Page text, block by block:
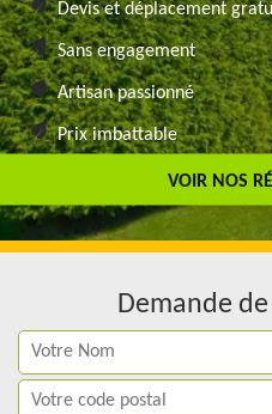
VOIR NOS
Devis et déplacement
Sans engagement
Artisan passionné
Prix imbattable
Travail de qualité
Demande